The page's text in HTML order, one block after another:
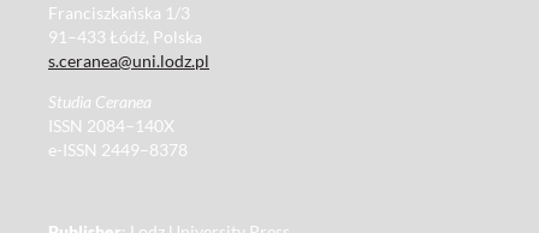
Franciszkańska 1/3
91–433 Łódź, Polska
s.ceranea@uni.lodz.pl
Studia Ceranea
ISSN 2084–140X
e-ISSN 2449–8378